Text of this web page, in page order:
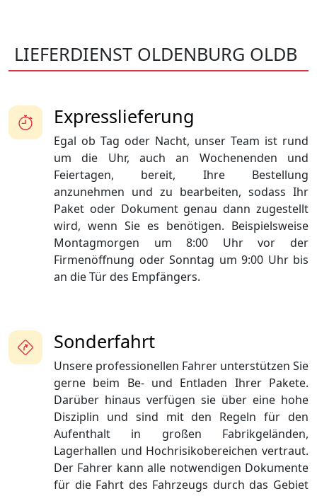
LIEFERDIENST OLDENBURG OLDB
Sonderfahrt
Unsere professionellen Fahrer unterstützen Sie
gerne beim Be- und Entladen Ihrer Pakete.
Darüber hinaus verfügen sie über eine hohe
Disziplin und sind mit den Regeln für den
Aufenthalt in großen Fabrikgeländen,
Lagerhallen und Hochrisikobereichen vertraut.
Der Fahrer kann alle notwendigen Dokumente
für die Fahrt des Fahrzeugs durch das Gebiet
Expresslieferung
Egal ob Tag oder Nacht, unser Team ist rund
um die Uhr, auch an Wochenenden und
Feiertagen, bereit, Ihre Bestellung
anzunehmen und zu bearbeiten, sodass Ihr
Paket oder Dokument genau dann zugestellt
wird, wenn Sie es benötigen. Beispielsweise
Montagmorgen um 8:00 Uhr vor der
Firmenöffnung oder Sonntag um 9:00 Uhr bis
an die Tür des Empfängers.